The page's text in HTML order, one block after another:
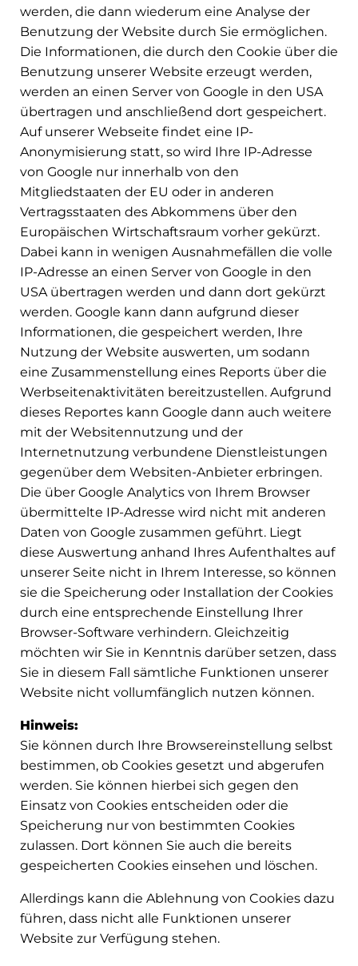
werden, die dann wiederum eine Analyse der
Benutzung der Website durch Sie ermöglichen.
Die Informationen, die durch den Cookie über die
Benutzung unserer Website erzeugt werden,
werden an einen Server von Google in den USA
übertragen und anschließend dort gespeichert.
Auf unserer Webseite findet eine IP-
Anonymisierung statt, so wird Ihre IP-Adresse
von Google nur innerhalb von den
Mitgliedstaaten der EU oder in anderen
Vertragsstaaten des Abkommens über den
Europäischen Wirtschaftsraum vorher gekürzt.
Dabei kann in wenigen Ausnahmefällen die volle
IP-Adresse an einen Server von Google in den
USA übertragen werden und dann dort gekürzt
werden. Google kann dann aufgrund dieser
Informationen, die gespeichert werden, Ihre
Nutzung der Website auswerten, um sodann
eine Zusammenstellung eines Reports über die
Werbseitenaktivitäten bereitzustellen. Aufgrund
dieses Reportes kann Google dann auch weitere
mit der Websitennutzung und der
Internetnutzung verbundene Dienstleistungen
gegenüber dem Websiten-Anbieter erbringen.
Die über Google Analytics von Ihrem Browser
übermittelte IP-Adresse wird nicht mit anderen
Daten von Google zusammen geführt. Liegt
diese Auswertung anhand Ihres Aufenthaltes auf
unserer Seite nicht in Ihrem Interesse, so können
sie die Speicherung oder Installation der Cookies
durch eine entsprechende Einstellung Ihrer
Browser-Software verhindern. Gleichzeitig
möchten wir Sie in Kenntnis darüber setzen, dass
Sie in diesem Fall sämtliche Funktionen unserer
Website nicht vollumfänglich nutzen können.
Hinweis:
Sie können durch Ihre Browsereinstellung selbst
bestimmen, ob Cookies gesetzt und abgerufen
werden. Sie können hierbei sich gegen den
Einsatz von Cookies entscheiden oder die
Speicherung nur von bestimmten Cookies
zulassen. Dort können Sie auch die bereits
gespeicherten Cookies einsehen und löschen.
Allerdings kann die Ablehnung von Cookies dazu
führen, dass nicht alle Funktionen unserer
Website zur Verfügung stehen.